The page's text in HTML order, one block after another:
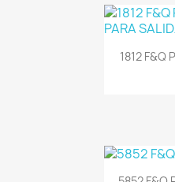

1812 F&Q